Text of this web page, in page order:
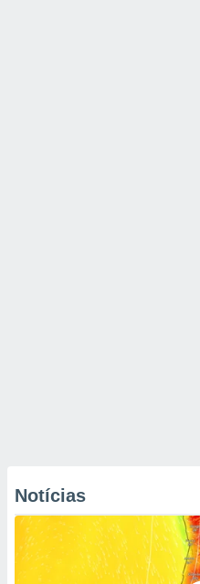
Notícias